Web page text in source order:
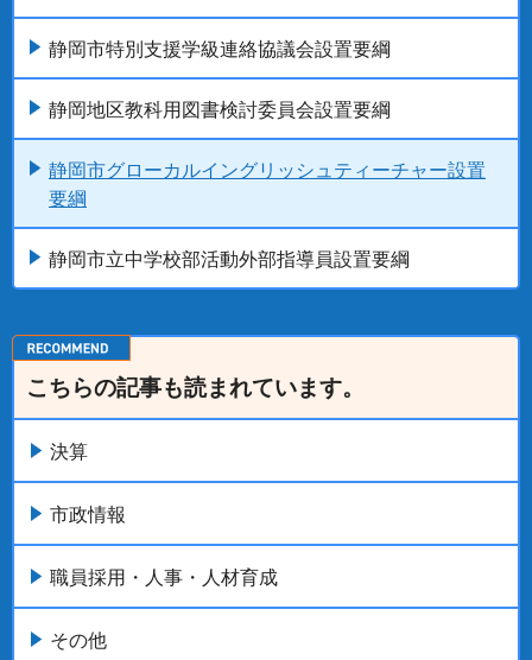
静岡市特別支援学級連絡協議会設置要綱
静岡地区教科用図書検討委員会設置要綱
静岡市グローカルイングリッシュティーチャー設置
要綱
静岡市立中学校部活動外部指導員設置要綱
こちらの記事も読まれています。
決算
市政情報
職員採用・人事・人材育成
その他